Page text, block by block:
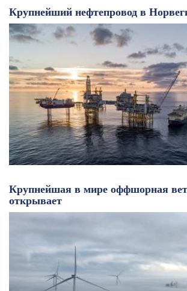
Крупнейший нефтепровод в
Крупнейшая в мире оффшорная
открывает